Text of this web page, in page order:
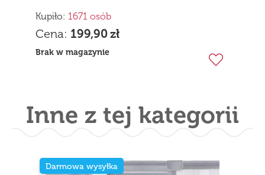
Kupiło: 1671 osób
Cena: 199,90zł
Brak w magazynie
Inne z tej kategorii
Darmowa wysyłka